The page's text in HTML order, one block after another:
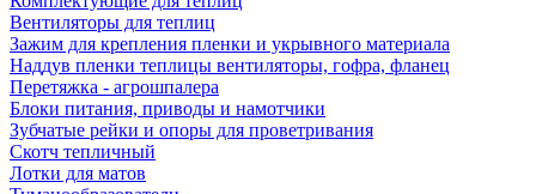
Вентиляторы для теплиц
Зажим для крепления пленки и укрывного материала
Наддув пленки теплицы вентиляторы, гофра, фланец
Перетяжка - агрошпалера
Блоки питания, приводы и намотчики
Зубчатые рейки и опоры для проветривания
Скотч тепличный
Лотки для матов